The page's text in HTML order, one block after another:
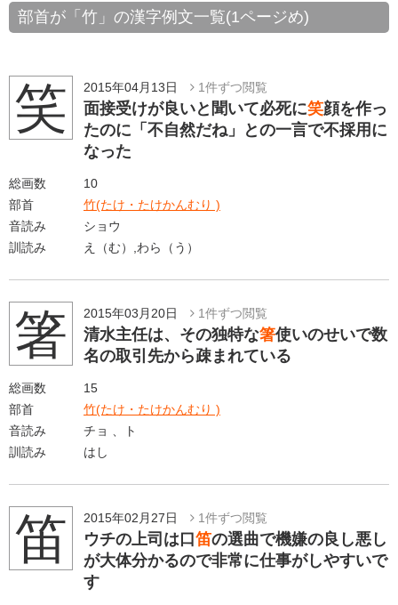
部首が「竹」の漢字例文一覧(1ページめ)
笑 2015年04月13日 1件ずつ閲覧
面接受けが良いと聞いて必死に笑顔を作っ
たのに「不自然だね」との一言で不採用に
なった
総画数
10
部首
竹(たけ・たけかんむり )
音読み
ショウ
訓読み
え（む）,わら（う）
箸 2015年03月20日 1件ずつ閲覧
清水主任は、その独特な箸使いのせいで数
名の取引先から疎まれている
総画数
15
部首
竹(たけ・たけかんむり )
音読み
チョ 、ト
訓読み
はし
笛 2015年02月27日 1件ずつ閲覧
ウチの上司は口笛の選曲で機嫌の良し悪し
が大体分かるので非常に仕事がしやすいで
す